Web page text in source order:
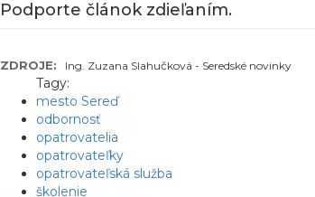
Podporte článok zdieľaním.
ZDROJE: Ing. Zuzana Slahučková - Seredské novinky
Tagy:
mesto Sereď
odbornosť
opatrovatelia
opatrovateľky
opatrovateľská služba
školenie